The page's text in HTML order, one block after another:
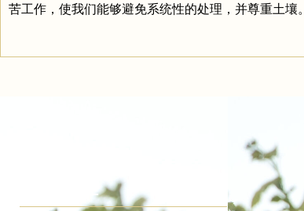
苦工作，使我们能够避免系统性的处理，并尊重土壤。
葡萄园管理